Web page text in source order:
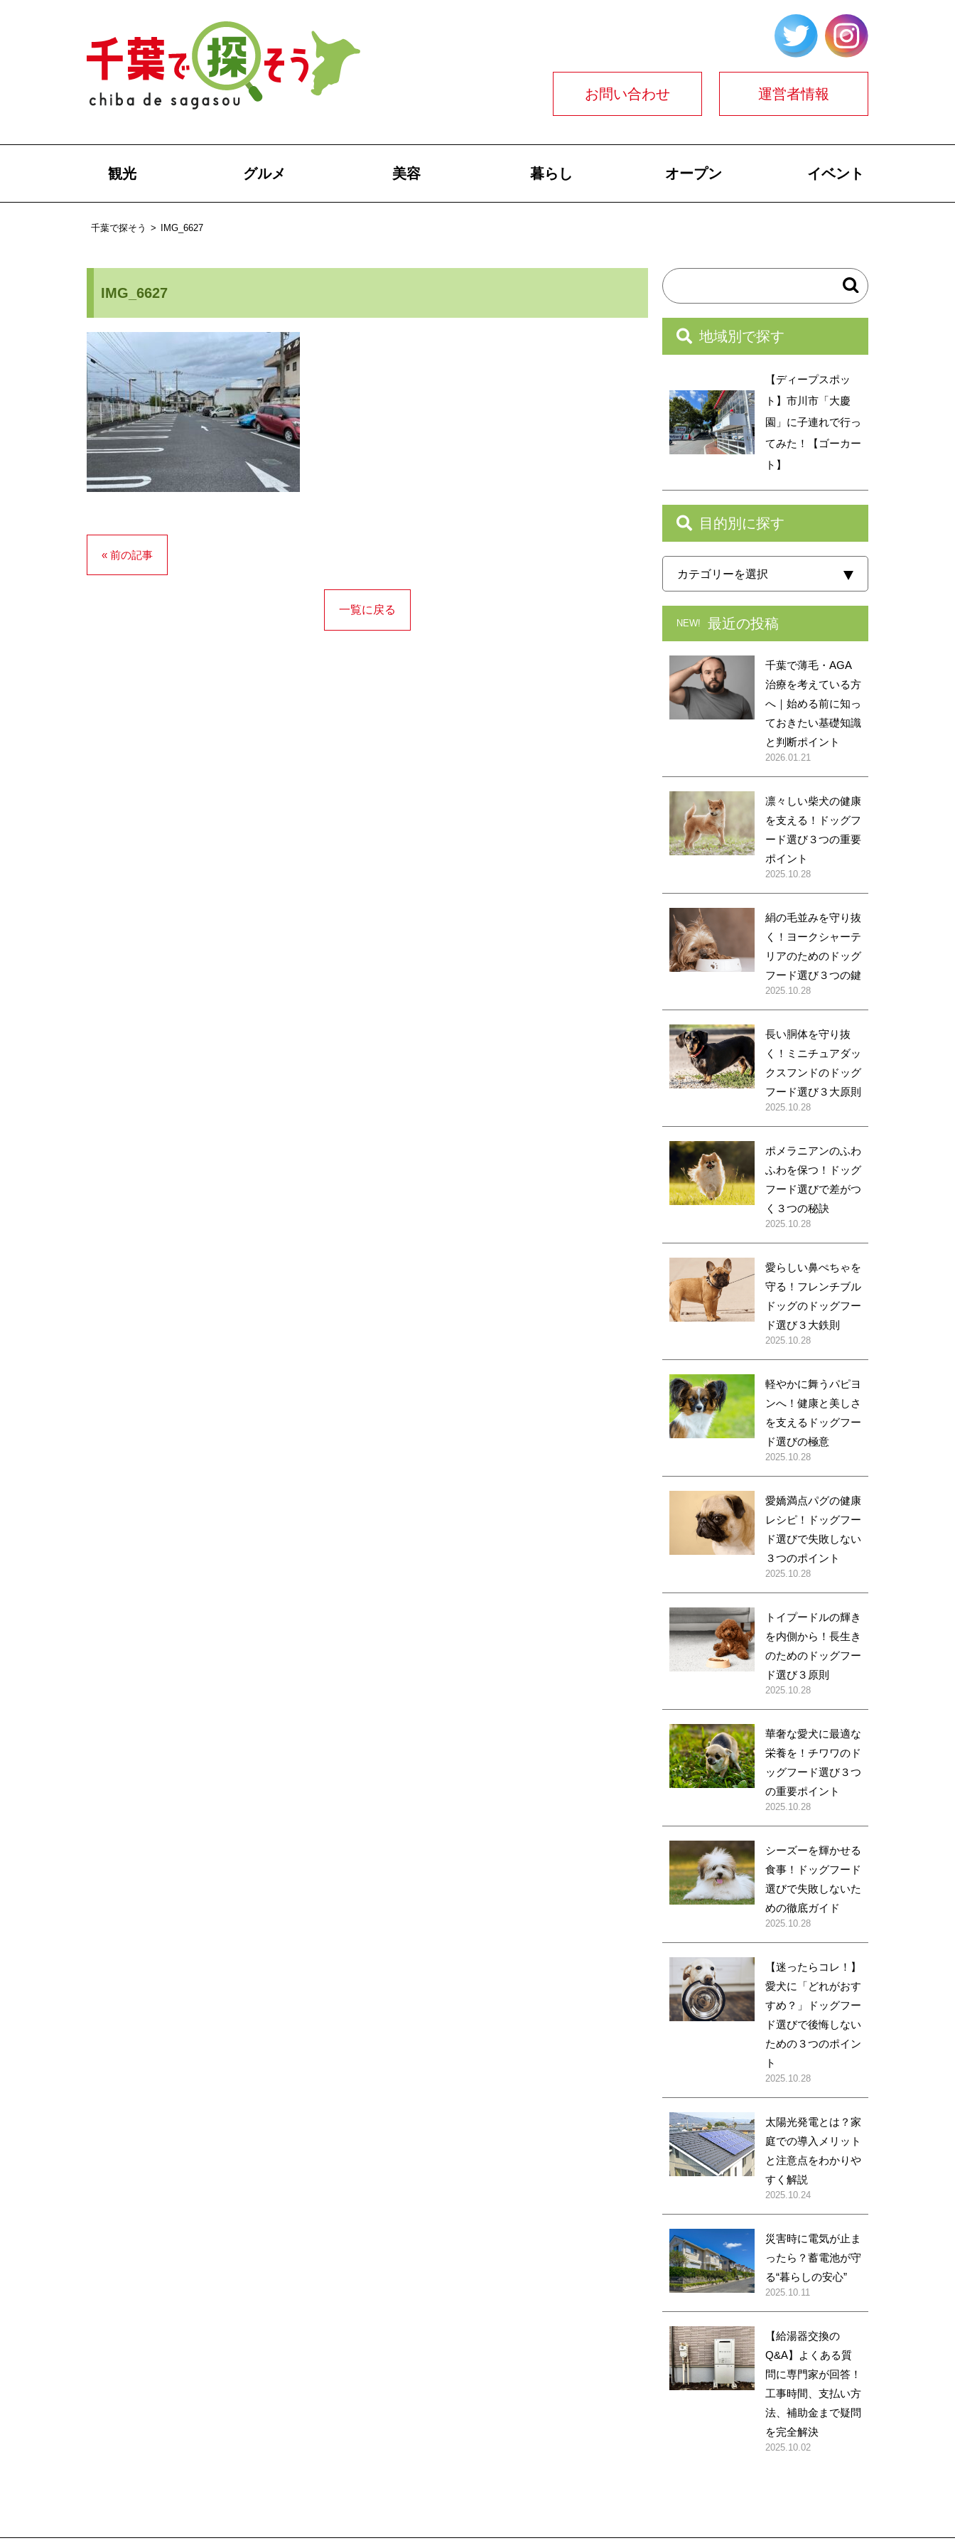
お問い合わせ 運営者情報
観光 グルメ 美容 暮らし オープン イベント
千葉で探そう > IMG_6627
IMG_6627
« 前の記事
一覧に戻る
地域別で探す
【ディープスポッ
ト】市川市「大慶
園」に子連れで行っ
てみた！【ゴーカー
ト】
目的別に探す
NEW! 最近の投稿
千葉で薄毛・AGA
治療を考えている方
へ｜始める前に知っ
ておきたい基礎知識
と判断ポイント
2026.01.21
凛々しい柴犬の健康
を支える！ドッグフ
ード選び３つの重要
ポイント
2025.10.28
絹の毛並みを守り抜
く！ヨークシャーテ
リアのためのドッグ
フード選び３つの鍵
2025.10.28
長い胴体を守り抜
く！ミニチュアダッ
クスフンドのドッグ
フード選び３大原則
2025.10.28
ポメラニアンのふわ
ふわを保つ！ドッグ
フード選びで差がつ
く３つの秘訣
2025.10.28
愛らしい鼻ぺちゃを
守る！フレンチブル
ドッグのドッグフー
ド選び３大鉄則
2025.10.28
軽やかに舞うパピヨ
ンへ！健康と美しさ
を支えるドッグフー
ド選びの極意
2025.10.28
愛嬌満点パグの健康
レシピ！ドッグフー
ド選びで失敗しない
３つのポイント
2025.10.28
トイプードルの輝き
を内側から！長生き
のためのドッグフー
ド選び３原則
2025.10.28
華奢な愛犬に最適な
栄養を！チワワのド
ッグフード選び３つ
の重要ポイント
2025.10.28
シーズーを輝かせる
食事！ドッグフード
選びで失敗しないた
めの徹底ガイド
2025.10.28
【迷ったらコレ！】
愛犬に「どれがおす
すめ？」ドッグフー
ド選びで後悔しない
ための３つのポイン
ト
2025.10.28
太陽光発電とは？家
庭での導入メリット
と注意点をわかりや
すく解説
2025.10.24
災害時に電気が止ま
ったら？蓄電池が守
る“暮らしの安心”
2025.10.11
【給湯器交換の
Q&A】よくある質
問に専門家が回答！
工事時間、支払い方
法、補助金まで疑問
を完全解決
2025.10.02